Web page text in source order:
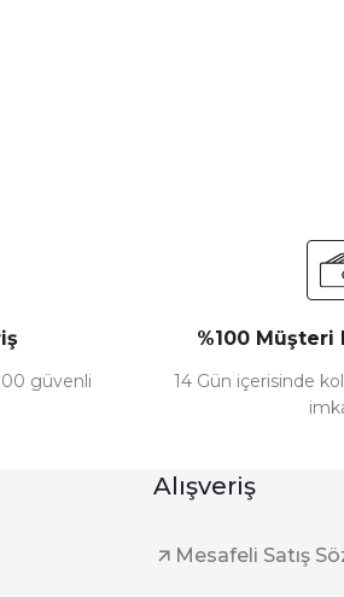
güvenli
%100
14 Gün içerisinde
Alışveriş
Mesafeli Satış